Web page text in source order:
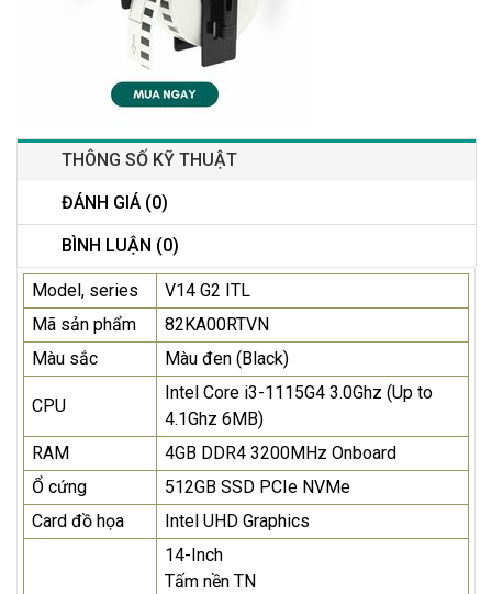
THÔNG SỐ KỸ THUẬT
ĐÁNH GIÁ (0)
BÌNH LUẬN (0)
Model, series
V14 G2 ITL
Mã sản phẩm
82KA00RTVN
Màu sắc
Màu đen (Black)
CPU
Intel Core i3-1115G4 3.0Ghz (Up to
4.1Ghz 6MB)
RAM
4GB DDR4 3200MHz Onboard
Ổ cứng
512GB SSD PCIe NVMe
Card đồ họa
Intel UHD Graphics
14-Inch
Tấm nền TN